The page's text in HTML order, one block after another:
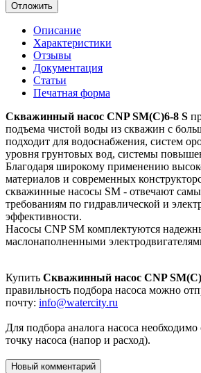
Отложить
Описание
Характеристики
Отзывы
Документация
Статьи
Печатная форма
Скважинный насос CNP SM(C)6-8 S
подъема чистой воды из скважин с
подходит для водоснабжения, систем
уровня грунтовых вод, системы
Благодаря широкому применению
материалов и современных
скважинные насосы SM - отвечают
требованиям по гидравлической и
эффективности.
Насосы CNP SM комплектуются
маслонаполненными
Купить Скважинный насос CNP
правильность подбора насоса можно
почту: info@watercity.ru
Для подбора аналога насоса
точку насоса (напор и расход).
Новый комментарий